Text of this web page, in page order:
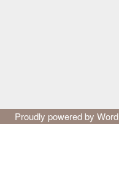
Proudly powered by